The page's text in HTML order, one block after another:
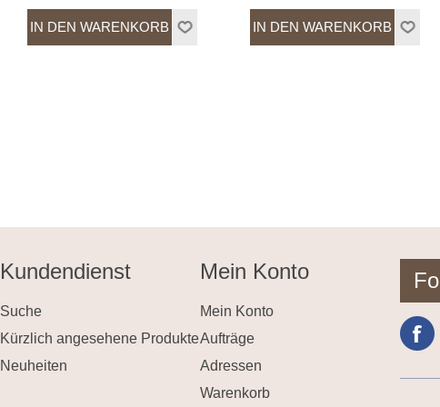
Kundendienst
Suche
Kürzlich angesehene Produkte
Neuheiten
Mein Konto
Mein Konto
Aufträge
Adressen
Warenkorb